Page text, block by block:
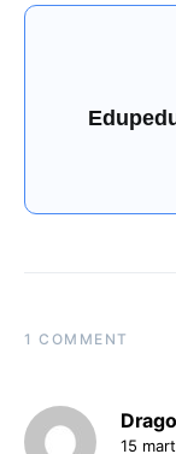
1 COMMENT
15